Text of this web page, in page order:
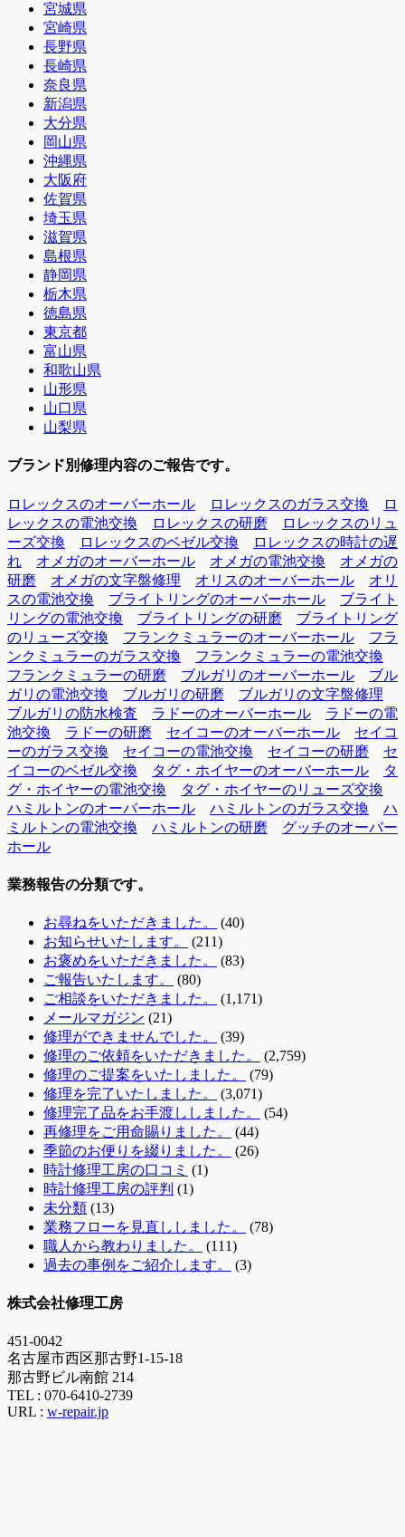
宮城県
宮崎県
長野県
長崎県
奈良県
新潟県
大分県
岡山県
沖縄県
大阪府
佐賀県
埼玉県
滋賀県
島根県
静岡県
栃木県
徳島県
東京都
富山県
和歌山県
山形県
山口県
山梨県
ブランド別修理内容のご報告です。
ロレックスのオーバーホール ロレックスのガラス交換
ロ
レックスの電池交換
ロレックスの研磨
ロレックスのリュ
ーズ交換
ロレックスのベゼル交換
ロレックスの時計の遅
れ
オメガのオーバーホール オメガの電池交換
オメガの
研磨
オメガの文字盤修理 オリスのオーバーホール
オリ
スの電池交換
ブライトリングのオーバーホール
ブライト
リングの電池交換
ブライトリングの研磨
ブライトリング
のリューズ交換
フランクミュラーのオーバーホール
フラ
ンクミュラーのガラス交換
フランクミュラーの電池交換
フランクミュラーの研磨
ブルガリのオーバーホール
ブル
ガリの電池交換
ブルガリの研磨
ブルガリの文字盤修理
ブルガリの防水検査
ラドーのオーバーホール
ラドーの電
池交換
ラドーの研磨 セイコーのオーバーホール
セイコ
ーのガラス交換
セイコーの電池交換 セイコーの研磨
セ
イコーのベゼル交換
タグ・ホイヤーのオーバーホール
タ
グ・ホイヤーの電池交換
タグ・ホイヤーのリューズ交換
ハミルトンのオーバーホール
ハミルトンのガラス交換
ハ
ミルトンの電池交換
ハミルトンの研磨
グッチのオーバー
ホール
業務報告の分類です。
お尋ねをいただきました。
(40)
お知らせいたします。
(211)
お褒めをいただきました。
(83)
ご報告いたします。
(80)
ご相談をいただきました。
(1,171)
メールマガジン (21)
修理ができませんでした。
(39)
修理のご依頼をいただきました。
(2,759)
修理のご提案をいたしました。
(79)
修理を完了いたしました。
(3,071)
修理完了品をお手渡ししました。
(54)
再修理をご用命賜りました。
(44)
季節のお便りを綴りました。
(26)
時計修理工房の口コミ (1)
時計修理工房の評判 (1)
未分類 (13)
業務フローを見直ししました。
(78)
職人から教わりました。
(111)
過去の事例をご紹介します。
(3)
株式会社修理工房
451-0042
名古屋市西区那古野1-15-18
那古野ビル南館 214
TEL : 070-6410-2739
URL : w-repair.jp